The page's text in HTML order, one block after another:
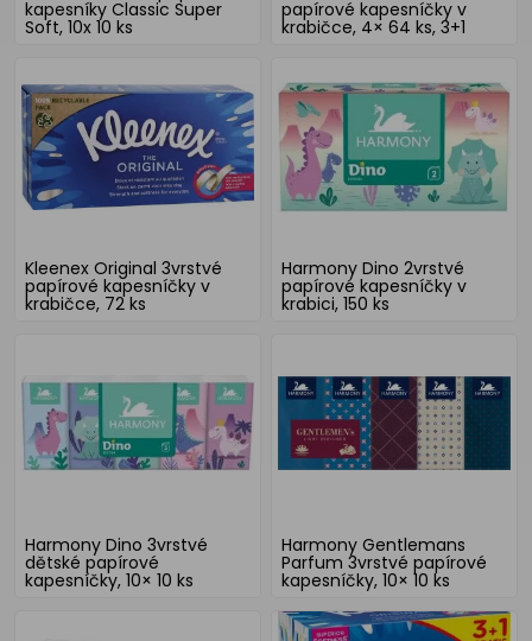
kapesníky Classic Super
Soft, 10x 10 ks
papírové kapesníčky v
krabičce, 4× 64 ks, 3+1
Kleenex Original 3vrstvé
papírové kapesníčky v
krabičce, 72 ks
Harmony Dino 2vrstvé
papírové kapesníčky v
krabici, 150 ks
Harmony Dino 3vrstvé
dětské papírové
kapesníčky, 10× 10 ks
Harmony Gentlemans
Parfum 3vrstvé papírové
kapesníčky, 10× 10 ks